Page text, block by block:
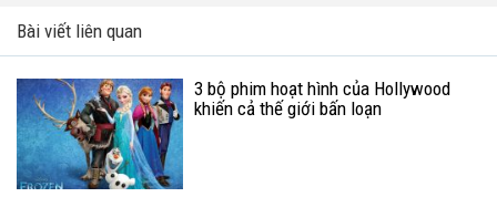
Bài viết liên quan
3 bộ phim hoạt hình của Hollywood
khiến cả thế giới bấn loạn